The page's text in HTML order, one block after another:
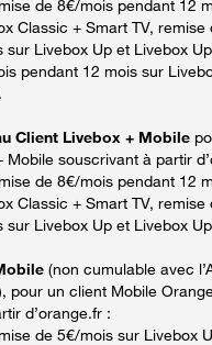
de 8€/mois pendant 12
Classic + Smart TV, remise
sur Livebox Up et Livebox
pendant 12 mois sur
Client Livebox + Mobile
Mobile souscrivant à partir
de 8€/mois pendant 12
Classic + Smart TV, remise
sur Livebox Up et Livebox
(non cumulable avec
pour un client Mobile
d’orange.fr :
de 5€/mois sur Livebox